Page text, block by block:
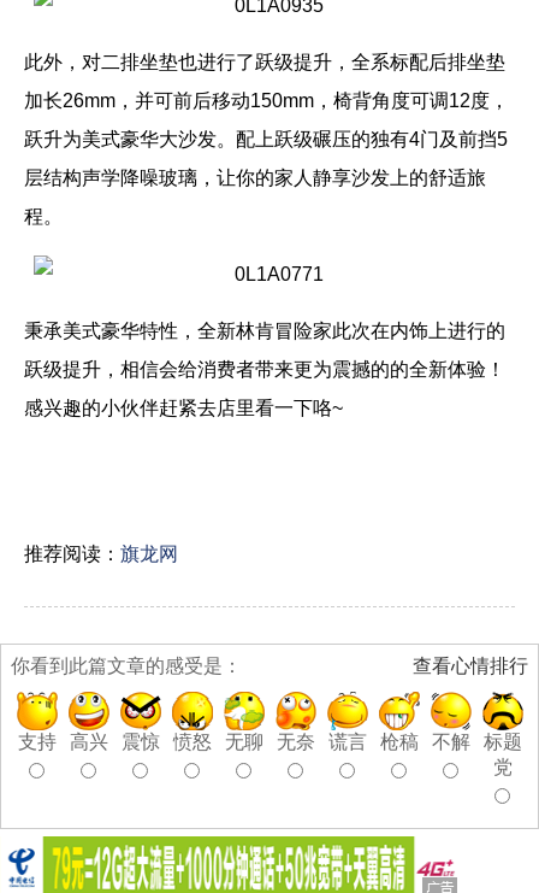
此外，对二排坐垫也进行了跃级提升，全系标配后排坐垫
加长26mm，并可前后移动150mm，椅背角度可调12度，
跃升为美式豪华大沙发。配上跃级碾压的独有4门及前挡5
层结构声学降噪玻璃，让你的家人静享沙发上的舒适旅
程。
秉承美式豪华特性，全新林肯冒险家此次在内饰上进行的
跃级提升，相信会给消费者带来更为震撼的的全新体验！
感兴趣的小伙伴赶紧去店里看一下咯~
推荐阅读： 旗龙网
查看心情排行
你看到此篇文章的感受是：
支持 高兴 震惊 愤怒 无聊 无奈 谎言 枪稿 不解
标题
党